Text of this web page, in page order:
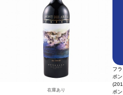
在庫あり
フ
ポ
ポ